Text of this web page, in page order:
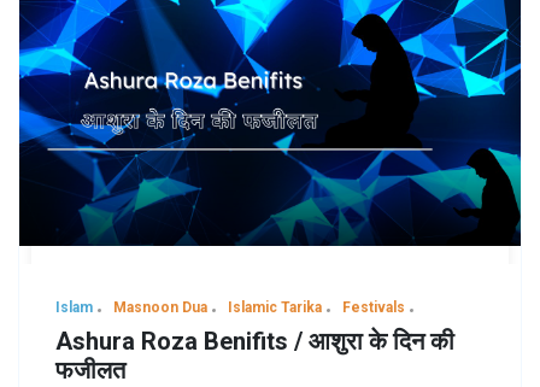
Islam Masnoon Dua Islamic Tarika Festivals
Ashura Roza Benifits / आशुरा के दिन की
फजीलत